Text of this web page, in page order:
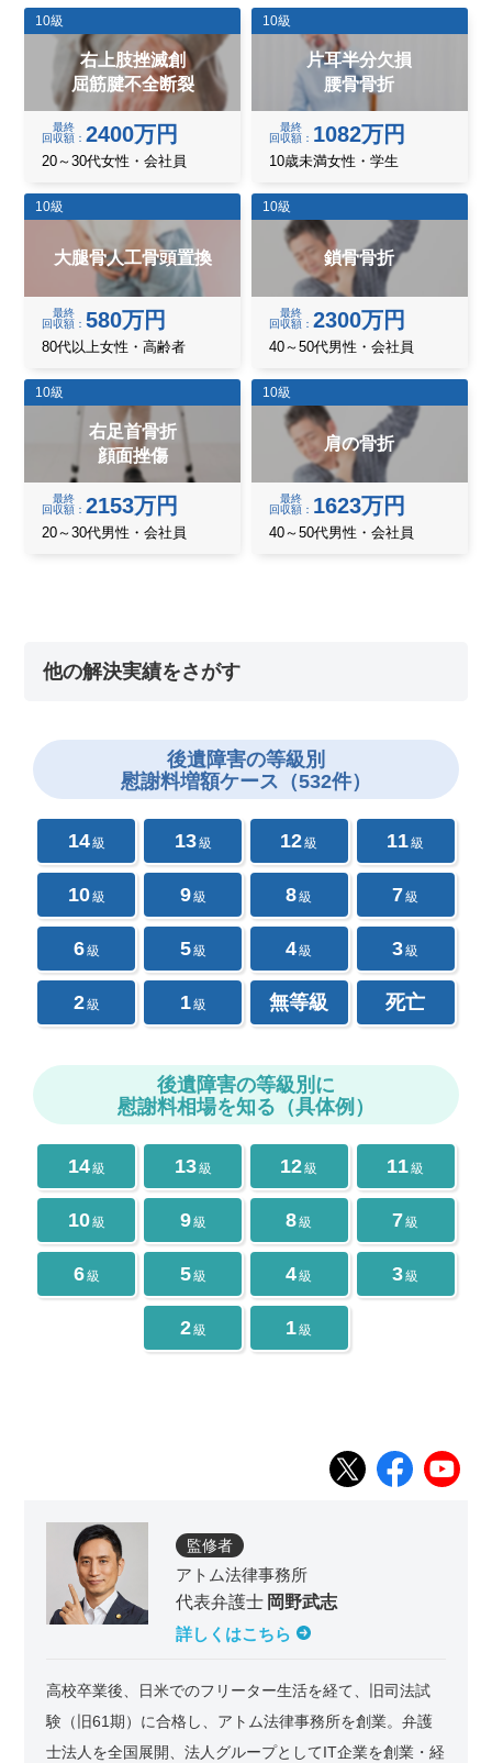
10級
右上肢挫滅創
屈筋腱不全断裂
最終
回収額
2400万円
20～30代女性・会社員
10級
片耳半分欠損
腰骨骨折
最終
回収額
1082万円
10歳未満女性・学生
10級
大腿骨人工骨頭置換
最終
回収額
580万円
80代以上女性・高齢者
10級
鎖骨骨折
最終
回収額
2300万円
40～50代男性・会社員
10級
右足首骨折
顔面挫傷
最終
回収額
2153万円
20～30代男性・会社員
10級
肩の骨折
最終
回収額
1623万円
40～50代男性・会社員
他の解決実績をさがす
後遺障害の等級別
慰謝料増額ケース（532件）
14級 13級 12級 11級
10級 9級 8級 7級
6級 5級 4級 3級
2級 1級 無等級 死亡
後遺障害の等級別に
慰謝料相場を知る（具体例）
14級 13級 12級 11級
10級 9級 8級 7級
6級 5級 4級 3級
2級 1級
監修者
アトム法律事務所
代表弁護士 岡野武志
詳しくはこちら
高校卒業後、日米でのフリーター生活を経て、旧司法試
験（旧61期）に合格し、アトム法律事務所を創業。弁護
士法人を全国展開、法人グループとしてIT企業を創業・経